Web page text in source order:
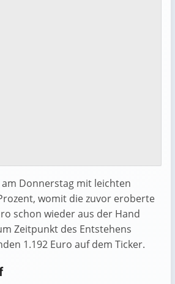
Donnerstag mit leichten
womit die zuvor eroberte
schon wieder aus der Hand
Zeitpunkt des Entstehens
1.192 Euro auf dem Ticker.